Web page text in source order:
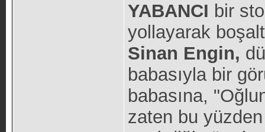
YABANCI bir
yollayarak
Sinan Engin,
babasıyla bir
babasına,
zaten bu